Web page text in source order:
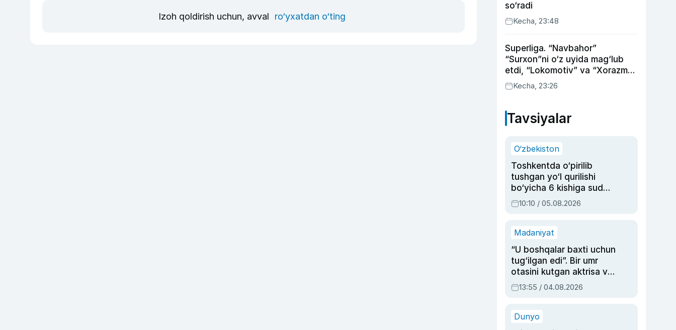
Izoh qoldirish uchun, avval ro‘yxatdan o‘ting
so‘radi
Kecha, 23:48
Superliga. “Navbahor”
“Surxon”ni o‘z uyida mag‘lub
etdi, “Lokomotiv” va “Xorazm”
uyda g‘alaba qozondi
Kecha, 23:26
Tavsiyalar
O‘zbekiston
Toshkentda o‘pirilib
tushgan yo‘l qurilishi
bo‘yicha 6 kishiga sud
hukmi o‘qildi
10:10 / 05.08.2026
Madaniyat
“U boshqalar baxti uchun
tug‘ilgan edi”. Bir umr
otasini kutgan aktrisa va
dublyaj ustasi Rimma
Ahmedovaning
13:55 / 04.08.2026
Dunyo